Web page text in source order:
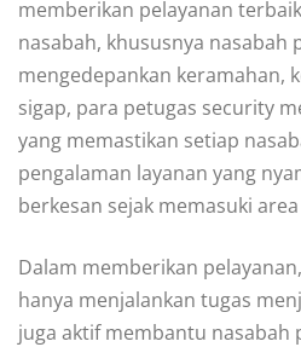
memberikan pelayanan
nasabah, khususnya nasabah
mengedepankan keramahan,
sigap, para petugas security
yang memastikan setiap
pengalaman layanan yang
berkesan sejak memasuki
Dalam memberikan
hanya menjalankan tugas
juga aktif membantu nasabah